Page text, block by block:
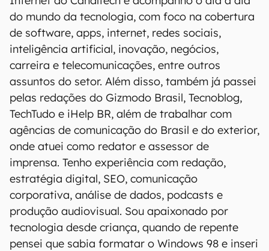
do mundo da tecnologia, com foco na cobertura
de software, apps, internet, redes sociais,
inteligência artificial, inovação, negócios,
carreira e telecomunicações, entre outros
assuntos do setor. Além disso, também já passei
pelas redações do Gizmodo Brasil, Tecnoblog,
TechTudo e iHelp BR, além de trabalhar com
agências de comunicação do Brasil e do exterior,
onde atuei como redator e assessor de
imprensa. Tenho experiência com redação,
estratégia digital, SEO, comunicação
corporativa, análise de dados, podcasts e
produção audiovisual. Sou apaixonado por
tecnologia desde criança, quando de repente
pensei que sabia formatar o Windows 98 e inseri